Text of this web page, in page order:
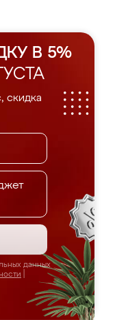
В 5%
скидка
данных